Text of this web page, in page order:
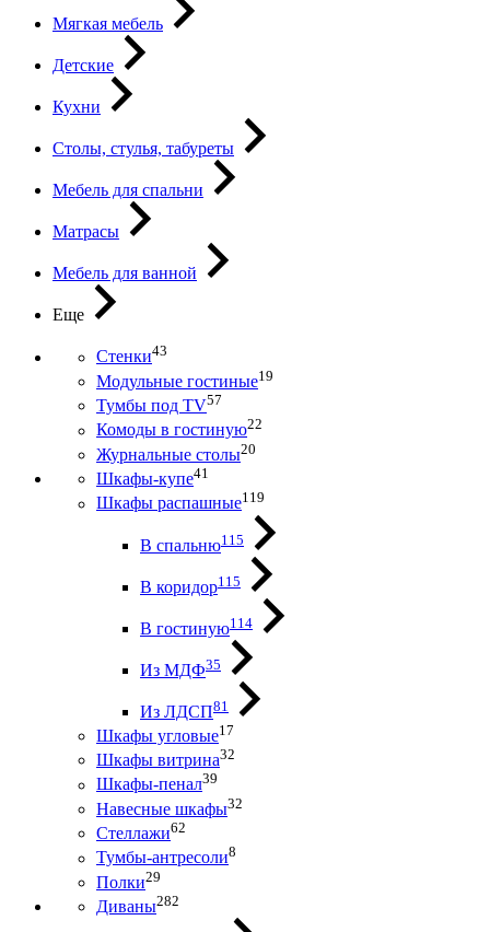
Мягкая мебель
Детские
Кухни
Столы, стулья, табуреты
Мебель для спальни
Матрасы
Мебель для ванной
Еще
Стенки43
Модульные гостиные19
Тумбы под ТV57
Комоды в гостиную22
Журнальные столы20
Шкафы-купе41
Шкафы распашные119
В спальню115
В коридор115
В гостиную114
Из МДФ35
Из ЛДСП81
Шкафы угловые17
Шкафы витрина32
Шкафы-пенал39
Навесные шкафы32
Стеллажи62
Тумбы-антресоли8
Полки29
Диваны282